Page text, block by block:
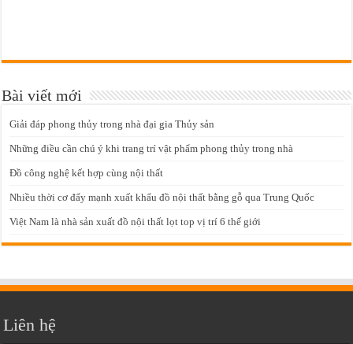
Bài viết mới
Giải đáp phong thủy trong nhà đại gia Thủy sản
Những điều cần chú ý khi trang trí vật phẩm phong thủy trong nhà
Đồ công nghệ kết hợp cùng nội thất
Nhiều thời cơ đẩy mạnh xuất khẩu đồ nội thất bằng gỗ qua Trung Quốc
Việt Nam là nhà sản xuất đồ nội thất lọt top vị trí 6 thế giới
Liên hệ